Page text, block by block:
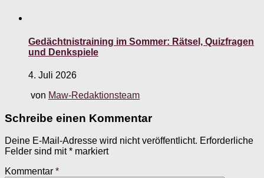
Gedächtnistraining im Sommer: Rätsel, Quizfragen
und Denkspiele
4. Juli 2026
von Maw-Redaktionsteam
Schreibe einen Kommentar
Deine E-Mail-Adresse wird nicht veröffentlicht. Erforderliche
Felder sind mit* markiert
Kommentar *